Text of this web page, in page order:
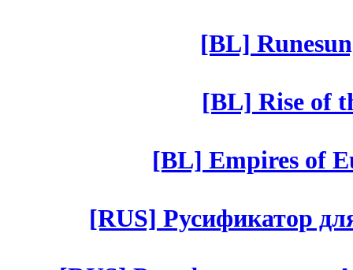
[BL]
[BL] Rise of
[BL] Empires of
[RUS] Русификатор